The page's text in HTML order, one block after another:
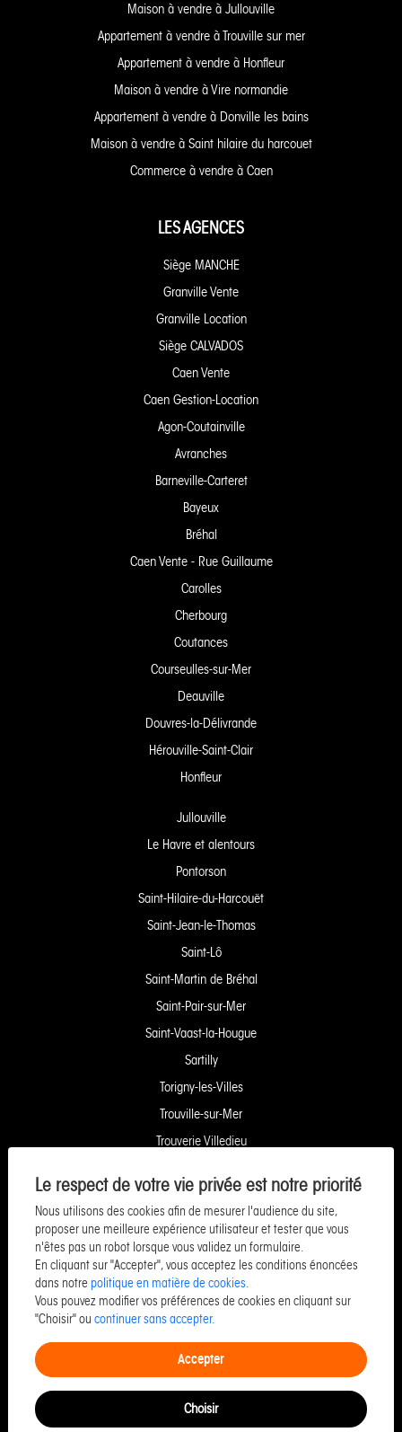
Le respect de votre vie privée est notre priorité
Nous utilisons des cookies afin de mesurer l'audience du site,
proposer une meilleure expérience utilisateur et tester que vous
n'êtes pas un robot lorsque vous validez un formulaire.
En cliquant sur "Accepter", vous acceptez les conditions énoncées
dans notre politique en matière de cookies.
Vous pouvez modifier vos préférences de cookies en cliquant sur
"Choisir" ou continuer sans accepter.
Accepter
Choisir
Maison à vendre à Jullouville
Appartement à vendre à Trouville sur mer
Appartement à vendre à Honfleur
Maison à vendre à Vire normandie
Appartement à vendre à Donville les bains
Maison à vendre à Saint hilaire du harcouet
Commerce à vendre à Caen
LES AGENCES
Siège MANCHE
Granville Vente
Granville Location
Siège CALVADOS
Caen Vente
Caen Gestion-Location
Agon-Coutainville
Avranches
Barneville-Carteret
Bayeux
Bréhal
Caen Vente - Rue Guillaume
Carolles
Cherbourg
Coutances
Courseulles-sur-Mer
Deauville
Douvres-la-Délivrande
Hérouville-Saint-Clair
Honfleur
Jullouville
Le Havre et alentours
Pontorson
Saint-Hilaire-du-Harcouët
Saint-Jean-le-Thomas
Saint-Lô
Saint-Martin de Bréhal
Saint-Pair-sur-Mer
Saint-Vaast-la-Hougue
Sartilly
Torigny-les-Villes
Trouville-sur-Mer
Trouverie Villedieu
Villers-Bocage
Yquelon Service Copropriété
Service Pozzo Financement
Service Pozzo Patrimoine
Service Pozzo Promotion
Service Pozzo Entreprise & Commerce